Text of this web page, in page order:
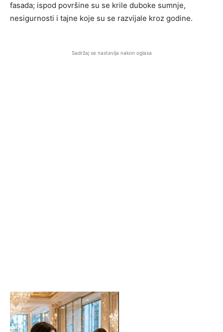
fasada; ispod površine su se krile duboke sumnje,
nesigurnosti i tajne koje su se razvijale kroz godine.
Sadržaj se nastavlja nakon oglasa